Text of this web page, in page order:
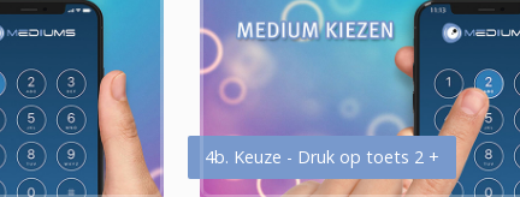
4b. Keuze - Druk op toets 2 +